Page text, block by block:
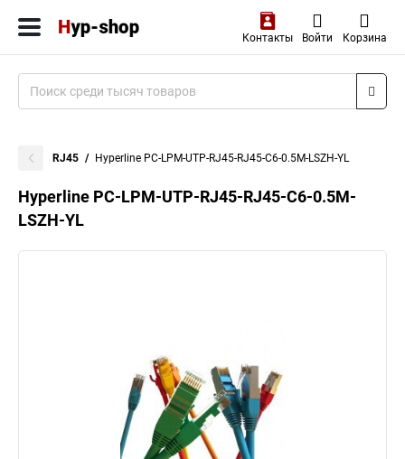
Контакты Войти Корзина
RJ45 Hyperline PC-LPM-UTP-RJ45-RJ45-C6-0.5M-LSZH-YL
Hyperline PC-LPM-UTP-RJ45-RJ45-C6-0.5M-
LSZH-YL